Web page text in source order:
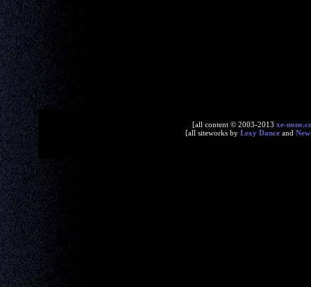
[all content © 2003-2013 xe-
[all siteworks by Lexy Dance and